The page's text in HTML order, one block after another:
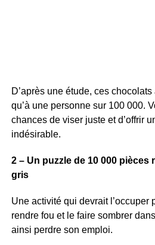
D’après une étude, ces
qu’à une personne sur 100 000.
chances de viser juste et d’offrir
indésirable.
2 – Un puzzle de 10 000 pièces
gris
Une activité qui devrait l’occuper
rendre fou et le faire sombrer
ainsi perdre son emploi.